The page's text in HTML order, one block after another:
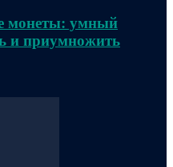
монеты: умный
и приумножить